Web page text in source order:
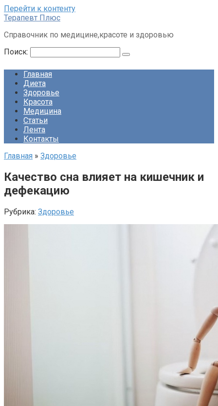
Перейти к контенту
Терапевт Плюс
Справочник по медицине,красоте и здоровью
Поиск:
Главная
Диета
Здоровье
Красота
Медицина
Статьи
Лента
Контакты
Главная » Здоровье
Качество сна влияет на кишечник и
дефекацию
Рубрика: Здоровье